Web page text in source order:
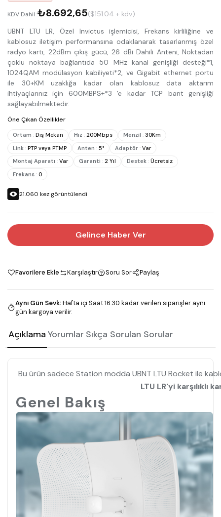
KDV Dahil :₺8.692,65($151.04 + kdv)
UBNT LTU LR, Özel Invictus işlemicisi, Frekans kirliliğine ve
kablosuz iletişim performansına odaklanarak tasarlanmış özel
radyo kartı, 22dBm çıkış gücü, 26 dBi Dahili Anteni, Noktadan
çoklu noktaya bağlantıda 50 MHz kanal genişliği desteği*1,
1024QAM modülasyon kabiliyeti*2, ve Gigabit ethernet portu
ile 30+KM uzaklığa kadar olan kablosuz data aktarım
ihtiyaçlarınız için 600MBPS+*3 'e kadar TCP bant genişliği
sağlayabilmektedir.
Öne Çıkan Özellikler
Ortam : Dış Mekan Hız : 200Mbps Menzil : 30Km
Link : PTP veya PTMP Anten : 5° Adaptör : Var
Montaj Aparatı : Var Garanti : 2 Yıl Destek : Ücretsiz
Frekans : 0
21.060 kez görüntülendi
Gelince Haber Ver
Favorilere Ekle Karşılaştır Soru Sor Paylaş
Aynı Gün Sevk:Hafta içi Saat 16:30 kadar verilen siparişler aynı
gün kargoya verilir.
Açıklama Yorumlar Sıkça Sorulan Sorular
Bu ürün sadece Station modda UBNT LTU Rocket ile
LTU LR'yi karşılıklı
Genel Bakış